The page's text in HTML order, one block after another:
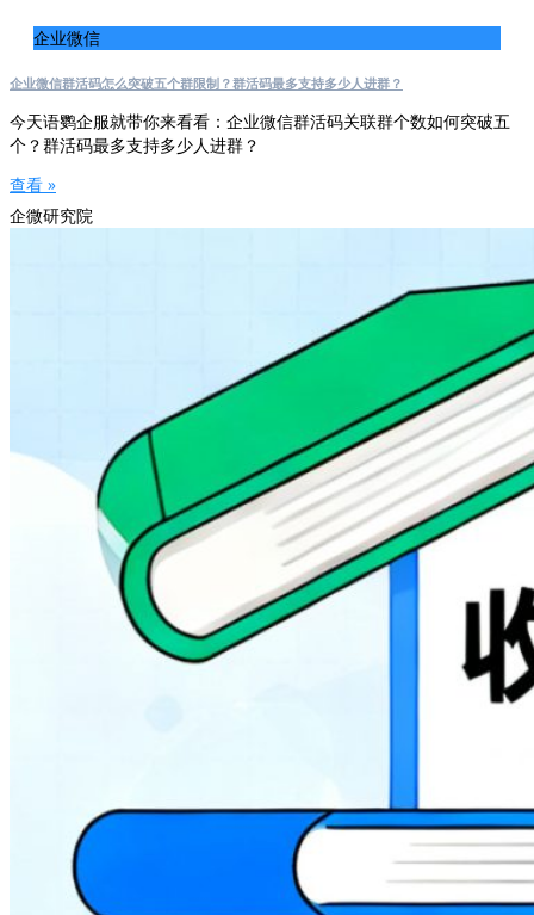
企业微信
企业微信群活码怎么突破五个群限制？群活码最多支持多少人进群？
今天语鹦企服就带你来看看：企业微信群活码关联群个数如何突破五
个？群活码最多支持多少人进群？
查看 »
企微研究院